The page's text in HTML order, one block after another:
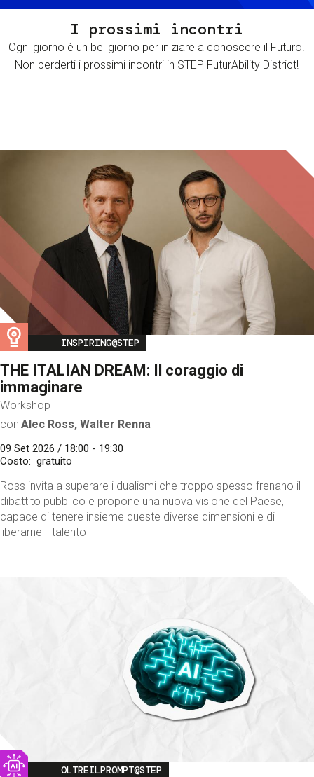
I prossimi incontri
Ogni giorno è un bel giorno per iniziare a conoscere il Futuro.
Non perderti i prossimi incontri in STEP FuturAbility District!
Image
INSPIRING@STEP
THE ITALIAN DREAM: Il coraggio di
immaginare
Workshop
con Alec Ross, Walter Renna
09 Set 2026 / 18:00 - 19:30
Costo
gratuito
Ross invita a superare i dualismi che troppo spesso frenano il
dibattito pubblico e propone una nuova visione del Paese,
capace di tenere insieme queste diverse dimensioni e di
liberarne il talento
Image
OLTREILPROMPT@STEP